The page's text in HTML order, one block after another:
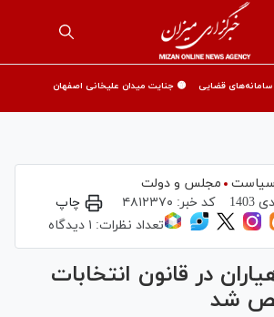
قضایی 🟡 جنایت میدان علیخانی اصفهان
سیاست
مجلس و دولت
کد خبر: ۴۸۱۲۳۷۰
چاپ
تعداد نظرات: ۱ دیدگاه
در قانون انتخابات
شد